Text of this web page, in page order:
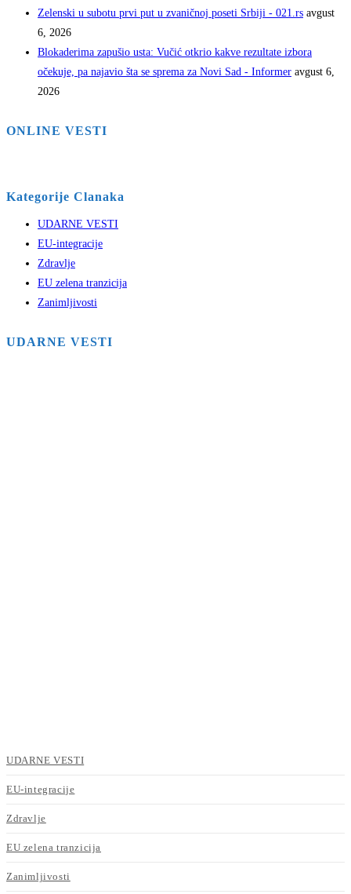
Zelenski u subotu prvi put u zvaničnoj poseti Srbiji - 021.rs avgust
6, 2026
Blokaderima zapušio usta: Vučić otkrio kakve rezultate izbora
očekuje, pa najavio šta se sprema za Novi Sad - Informer avgust 6,
2026
ONLINE VESTI
Kategorije Clanaka
UDARNE VESTI
EU-integracije
Zdravlje
EU zelena tranzicija
Zanimljivosti
UDARNE VESTI
UDARNE VESTI
EU-integracije
Zdravlje
EU zelena tranzicija
Zanimljivosti